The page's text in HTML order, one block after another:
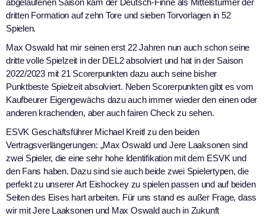
dritten Formation auf zehn Tore und sieben Torvorlagen in 52
Spielen.
Max Oswald hat mir seinen erst 22 Jahren nun auch schon seine
dritte volle Spielzeit in der DEL2 absolviert und hat in der Saison
2022/2023 mit 21 Scorerpunkten dazu auch seine bisher
Punktbeste Spielzeit absolviert. Neben Scorerpunkten gibt es vom
Kaufbeurer Eigengewächs dazu auch immer wieder den einen oder
anderen krachenden, aber auch fairen Check zu sehen.
ESVK Geschäftsführer Michael Kreitl zu den beiden
Vertragsverlängerungen: „Max Oswald und Jere Laaksonen sind
zwei Spieler, die eine sehr hohe Identifikation mit dem ESVK und
den Fans haben. Dazu sind sie auch beide zwei Spielertypen, die
perfekt zu unserer Art Eishockey zu spielen passen und auf beiden
Seiten des Eises hart arbeiten. Für uns stand es außer Frage, dass
wir mit Jere Laaksonen und Max Oswald auch in Zukunft